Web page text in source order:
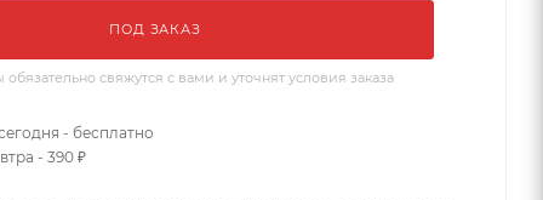
ПОД ЗАКАЗ
свяжутся с вами и уточнят условия заказа
- бесплатно
- 390 ₽